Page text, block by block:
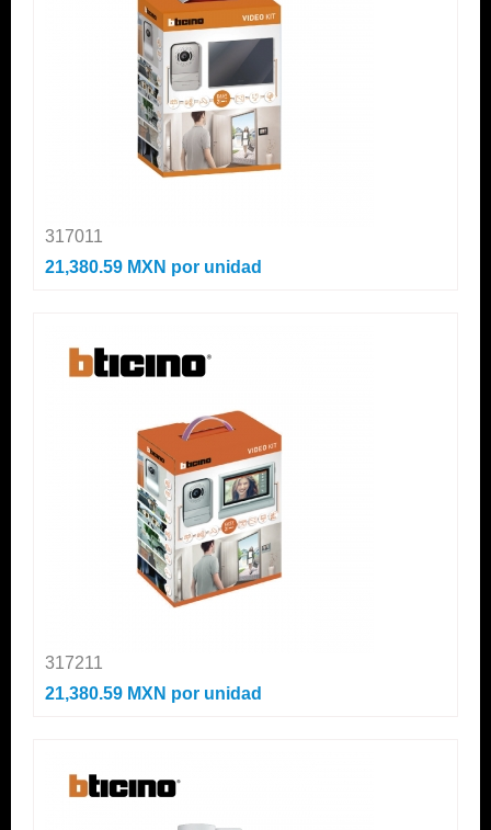
317011
21,380.59 MXN por unidad
317211
21,380.59 MXN por unidad